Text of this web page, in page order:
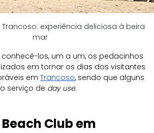
Trancoso: experiência deliciosa à beira
mar
los, um a um, os pedacinhos
em tornar os dias dos visitantes
em Trancoso, sendo que alguns
serviço de day use.
Club em